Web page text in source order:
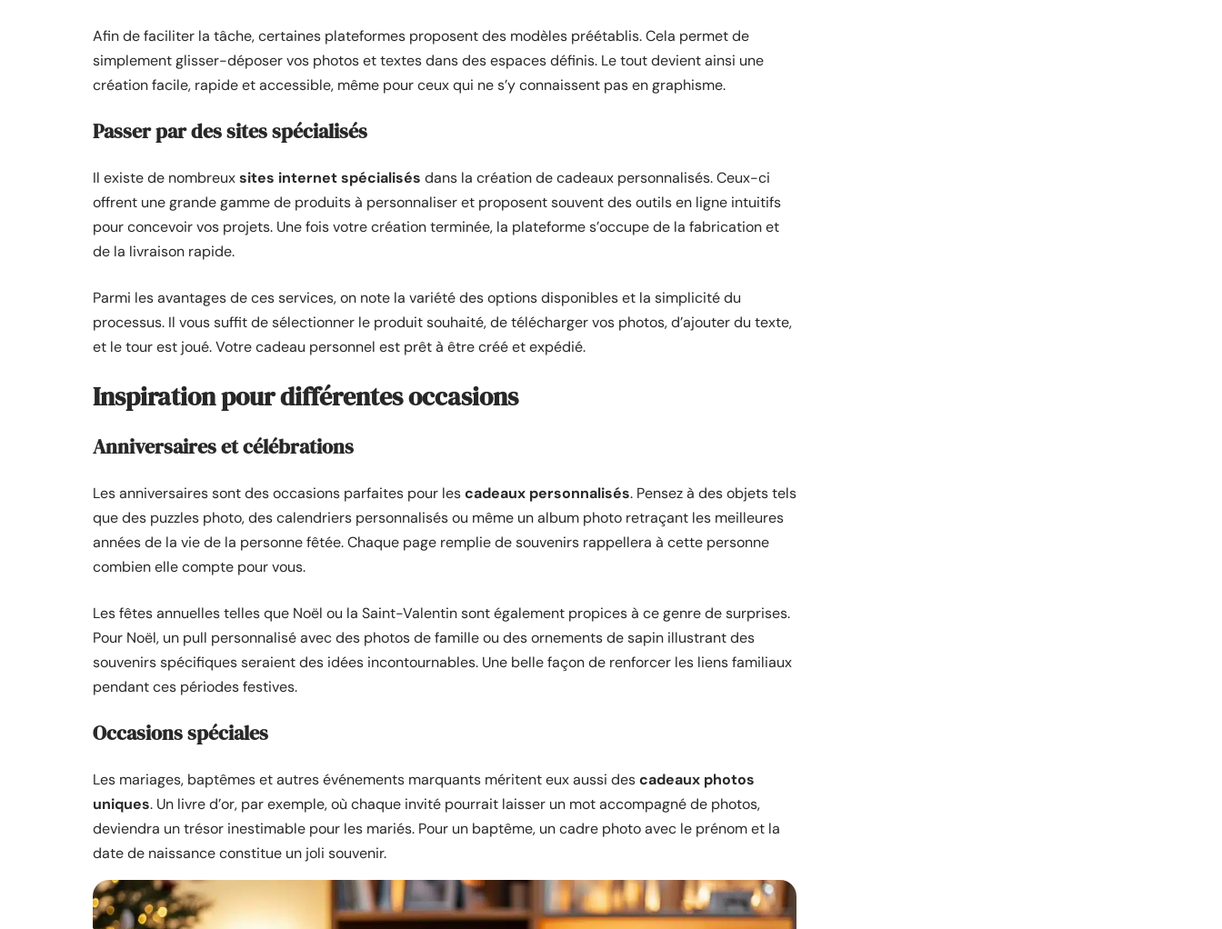
Afin de faciliter la tâche, certaines plateformes proposent des modèles préétablis. Cela permet de
simplement glisser-déposer vos photos et textes dans des espaces définis. Le tout devient ainsi une
création facile, rapide et accessible, même pour ceux qui ne s’y connaissent pas en graphisme.
Passer par des sites spécialisés
Il existe de nombreuxsites internet spécialisés dans la création de cadeaux personnalisés. Ceux-ci
offrent une grande gamme de produits à personnaliser et proposent souvent des outils en ligne intuitifs
pour concevoir vos projets. Une fois votre création terminée, la plateforme s’occupe de la fabrication et
de la livraison rapide.
Parmi les avantages de ces services, on note la variété des options disponibles et la simplicité du
processus. Il vous suffit de sélectionner le produit souhaité, de télécharger vos photos, d’ajouter du texte,
et le tour est joué. Votre cadeau personnel est prêt à être créé et expédié.
Inspiration pour différentes occasions
Anniversaires et célébrations
Les anniversaires sont des occasions parfaites pour lescadeaux personnalisés. Pensez à des objets tels
que des puzzles photo, des calendriers personnalisés ou même un album photo retraçant les meilleures
années de la vie de la personne fêtée. Chaque page remplie de souvenirs rappellera à cette personne
combien elle compte pour vous.
Les fêtes annuelles telles que Noël ou la Saint-Valentin sont également propices à ce genre de surprises.
Pour Noël, un pull personnalisé avec des photos de famille ou des ornements de sapin illustrant des
souvenirs spécifiques seraient des idées incontournables. Une belle façon de renforcer les liens familiaux
pendant ces périodes festives.
Occasions spéciales
Les mariages, baptêmes et autres événements marquants méritent eux aussi descadeaux photos
uniques. Un livre d’or, par exemple, où chaque invité pourrait laisser un mot accompagné de photos,
deviendra un trésor inestimable pour les mariés. Pour un baptême, un cadre photo avec le prénom et la
date de naissance constitue un joli souvenir.